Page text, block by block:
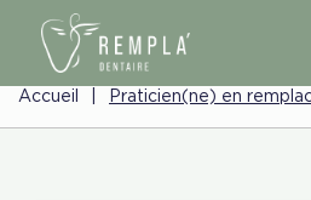
Accueil Praticien(ne) en